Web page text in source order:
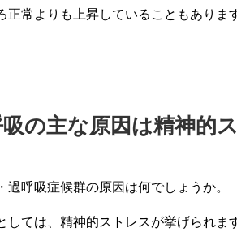
正常よりも上昇していることもありま
吸の主な原因は精神的
過呼吸症候群の原因は何でしょうか。
しては、精神的ストレスが挙げられま